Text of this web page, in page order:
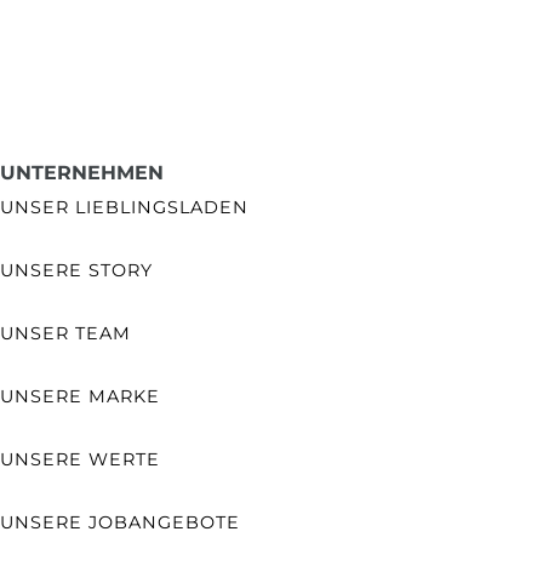
UNTERNEHMEN
UNSER LIEBLINGSLADEN
UNSERE STORY
UNSER TEAM
UNSERE MARKE
UNSERE WERTE
UNSERE JOBANGEBOTE